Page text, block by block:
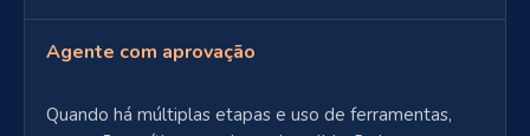
Agente com aprovação
Quando há múltiplas etapas e uso de ferramentas,